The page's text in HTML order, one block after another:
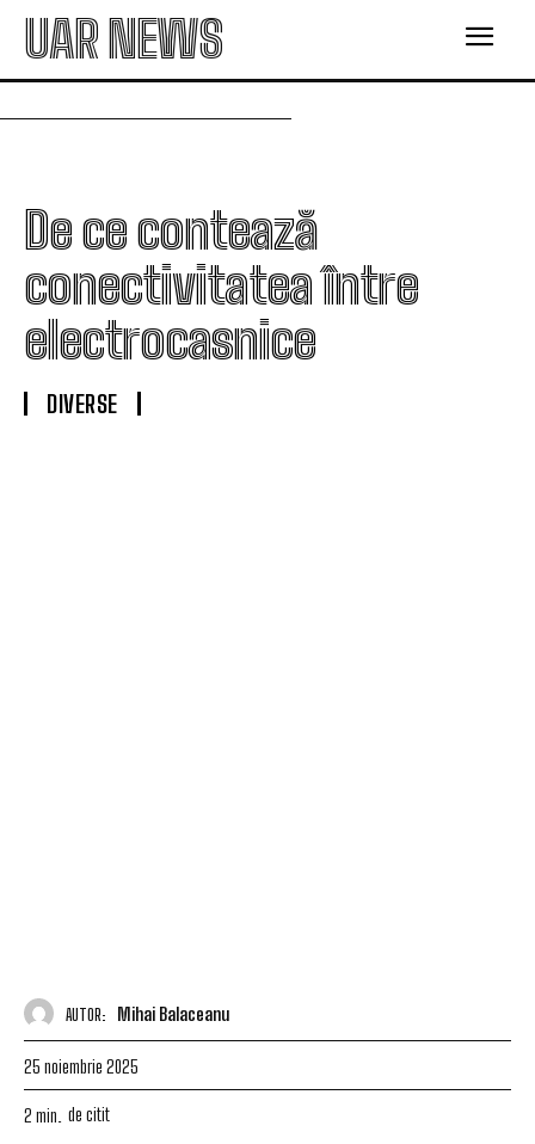
UAR NEWS
De ce contează
conectivitatea între
electrocasnice
DIVERSE
AUTOR: Mihai Balaceanu
25 noiembrie 2025
2 min. de citit